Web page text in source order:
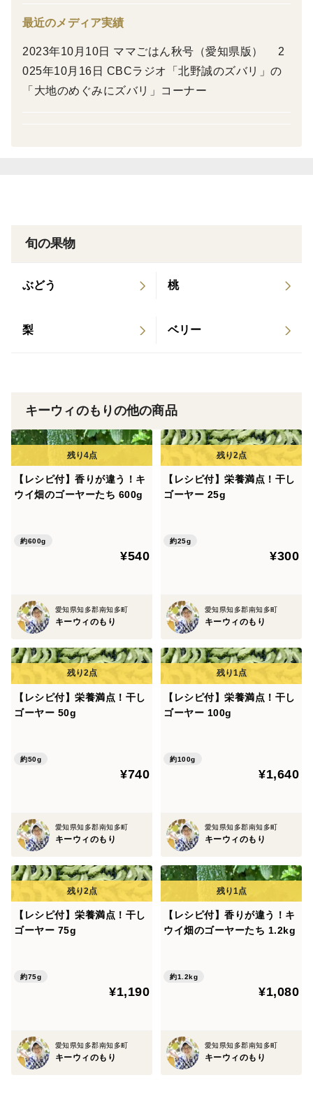
「キウイってこんなに甘いんだ～」（愛知県・Nさん）
「とってもフルーティー。マスカットみたい！」（愛知
イが止まらなくなってました！」（愛知県・Kさん）
す」（東京都・Ｏさん）
▼安心の美味しさ
私たちは、最高の美味しさをお届けするために、農薬や
時期の見極めにこだわり、心を込めて育てています。
「ほおばると果汁が溢れ、キウイが飲み物だったとは初
体験でした！」（東京都・Iさん）
「今まで食べた中で一番おいしい！」（京都府・Nさ
ん）
つばちキウイ®︎〉は、11月下旬に収穫、12月から順次お
あなたも驚きの美味しさを、ぜひ体験してください！
▼重さ：1.5kg+150g（17～33個）
2日に1個食べたい方にお勧めです。
多少の傷、毛無し、日焼け、汚れなどのあるものも入
▼梱包：段ボール箱、新聞紙を使用
（中古の段ボール箱を使用する場合もあります。）
最近のメディア実績
2023年10月10日 ママごはん秋号（愛知県版） 2
025年10月16日 CBCラジオ「北野誠のズバリ」の
「大地のめぐみにズバリ」コーナー
旬の果物
ぶどう 桃
梨 ベリー
キーウィのもりの他の商品
【レシピ付】香りが違う！キ
ウイ畑のゴーヤーたち 600g
約600g
¥540
愛知県知多郡南知多町
キーウィのもり
【レシピ付】栄養満点！干し
ゴーヤー 25g
約25g
¥300
愛知県知多郡南知多町
キーウィのもり
【レシピ付】栄養満点！干し
ゴーヤー 50g
約50g
¥740
愛知県知多郡南知多町
キーウィのもり
【レシピ付】栄養満点！干し
ゴーヤー 100g
約100g
¥1,640
愛知県知多郡南知多町
キーウィのもり
【レシピ付】栄養満点！干し
ゴーヤー 75g
約75g
¥1,190
愛知県知多郡南知多町
キーウィのもり
【レシピ付】香りが違う！キ
ウイ畑のゴーヤーたち 1.2kg
約1.2kg
¥1,080
愛知県知多郡南知多町
キーウィのもり